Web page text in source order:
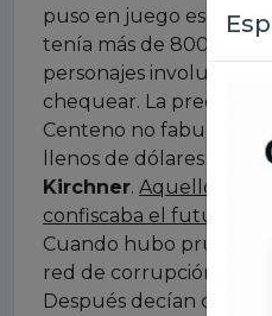
puso en juego esos
tenía más de 800
personajes
chequear. La precisión
Centeno no fabulaba,
llenos de dólares que
Kirchner. Aquello era
confiscaba el futuro de
Cuando hubo prueba
red de corrupción para
Después decían que